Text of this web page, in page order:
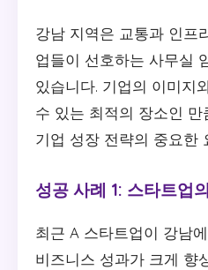
강남 지역은 교통과 인프
업들이 선호하는 사무실
있습니다. 기업의 이미지
수 있는 최적의 장소인
기업 성장 전략의 중요한
성공 사례 1: 스타트업
최근 A 스타트업이 강남
비즈니스 성과가 크게 향